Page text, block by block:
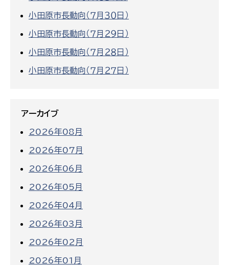
小田原市長動向（７月３０日）
小田原市長動向（７月２９日）
小田原市長動向（７月２８日）
小田原市長動向（７月２７日）
アーカイブ
2026年08月
2026年07月
2026年06月
2026年05月
2026年04月
2026年03月
2026年02月
2026年01月